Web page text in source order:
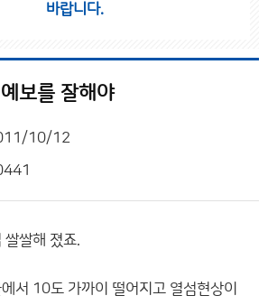
바랍니다.
보를 잘해야
10/12
쌀쌀해 졌죠.
서 10도 가까이 떨어지고 열섬현상이